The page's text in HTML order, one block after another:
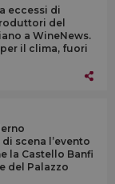
eccessi di
del
a WineNews.
il clima, fuori
scena l’evento
la Castello Banfi
del Palazzo